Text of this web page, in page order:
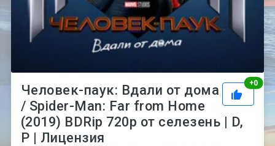
+0
Человек-паук: Вдали от дома
/ Spider-Man: Far from Home
(2019) BDRip 720p от селезень | D,
P | Лицензия